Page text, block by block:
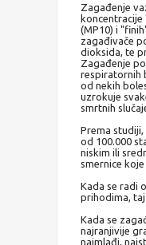
Zagađenje
(MP10) i
zagađivače
dioksida, te
Zagađenje
respiratornih
od nekih
uzrokuje
smrtnih
Prema
od 100.000
niskim ili
smernice
Kada se radi
prihodima,
Kada se
najranjivije
najmlađi,